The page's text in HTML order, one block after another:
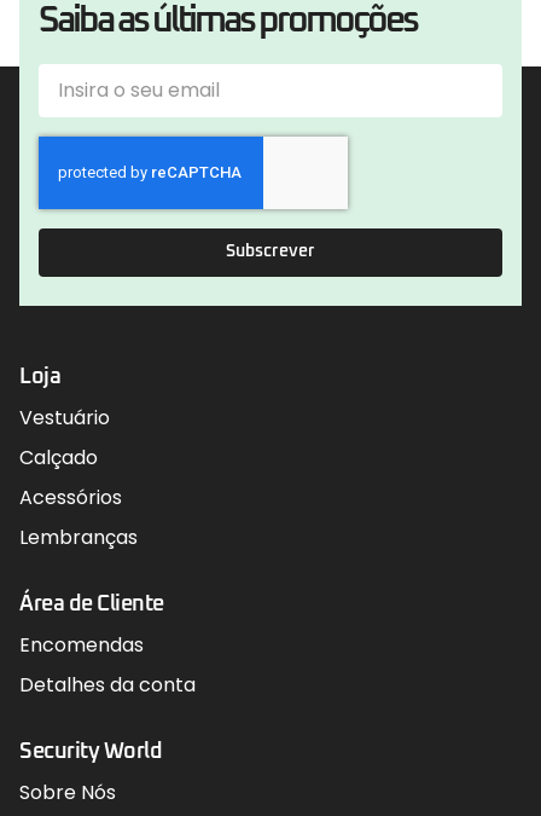
Saiba as últimas promoções
Subscrever
Loja
Vestuário
Calçado
Acessórios
Lembranças
Área de Cliente
Encomendas
Detalhes da conta
Security World
Sobre Nós